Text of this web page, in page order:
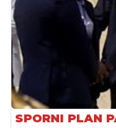
SPORNI PLAN